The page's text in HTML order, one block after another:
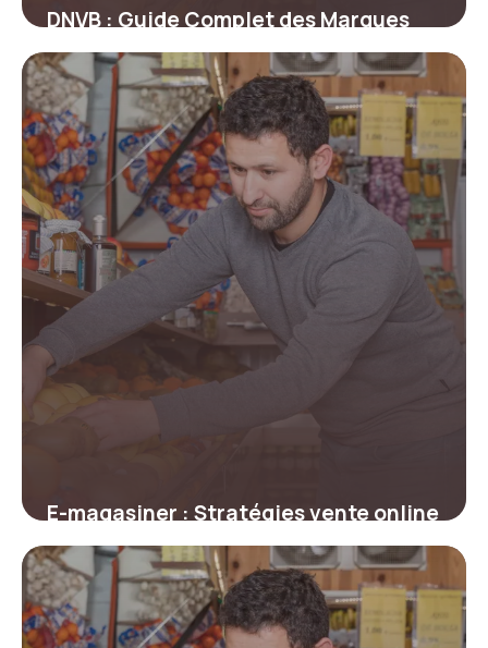
DNVB : Guide Complet des Marques
Digitales
24 juin 2026
E-magasiner : Stratégies vente online
2026
23 juin 2026